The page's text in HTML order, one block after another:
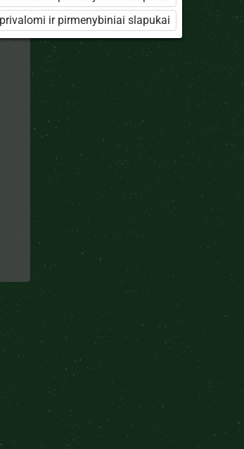
,
,
ir pirmenybiniai slapukai